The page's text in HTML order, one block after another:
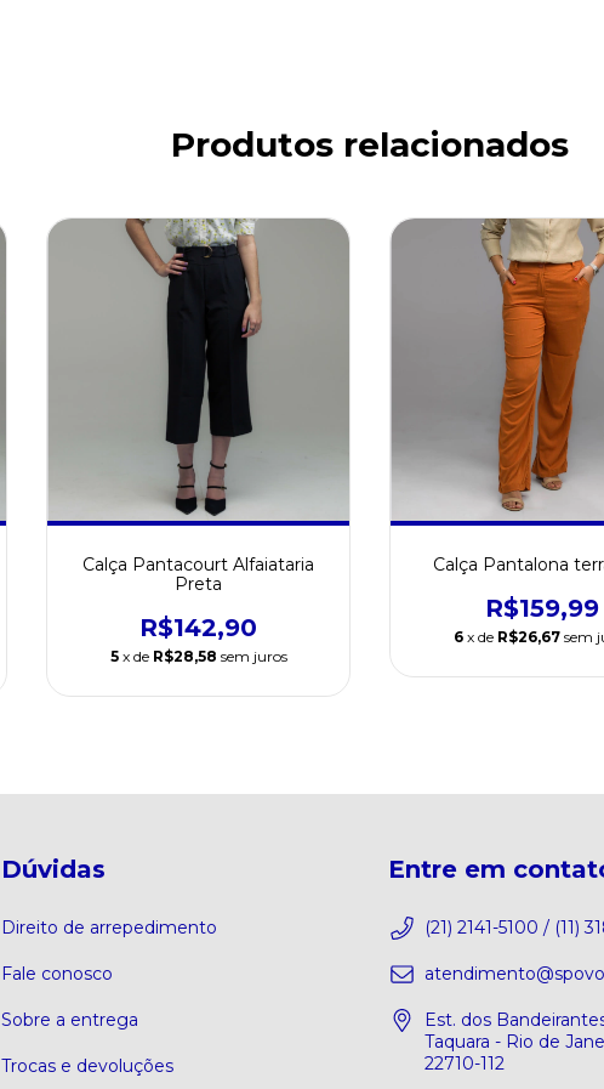
Produtos relacionados
Calça Pantacourt Alfaiataria
Preta
R$142,90
5 x de R$28,58 sem juros
Calça Pantalona
R$159,99
6 x de R$26,67 sem
Dúvidas
Direito de arrepedimento
Fale conosco
Sobre a entrega
Trocas e devoluções
Entre em
(21) 2141-5100 / (11)
Est. dos
Taquara - Rio de
22710-112